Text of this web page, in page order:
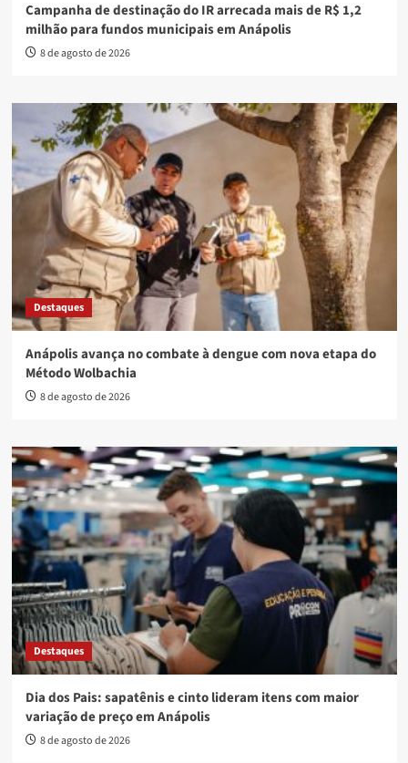
Campanha de destinação do IR arrecada mais de R$ 1,2
milhão para fundos municipais em Anápolis
8 de agosto de 2026
Destaques
Anápolis avança no combate à dengue com nova etapa do
Método Wolbachia
8 de agosto de 2026
Destaques
Dia dos Pais: sapatênis e cinto lideram itens com maior
variação de preço em Anápolis
8 de agosto de 2026